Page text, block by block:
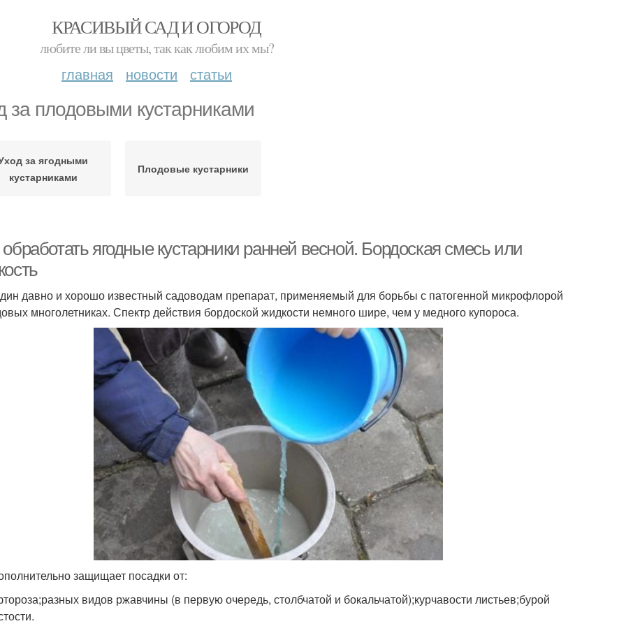
КРАСИВЫЙ САД И ОГОРОД
любите ли вы цветы, так как любим их мы?
главная новости статьи
за плодовыми кустарниками
за ягодными
кустарниками
Плодовые кустарники
ягодные кустарники ранней весной. Бордоская смесь или
давно и хорошо известный садоводам препарат, применяемый для борьбы с патогенной микрофлорой
многолетниках. Спектр действия бордоской жидкости немного шире, чем у медного купороса.
защищает посадки от:
видов ржавчины (в первую очередь, столбчатой и бокальчатой);курчавости листьев;бурой